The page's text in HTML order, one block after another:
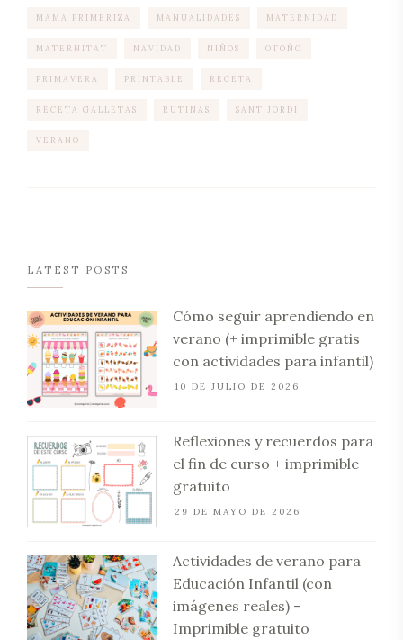
MAMA PRIMERIZA MANUALIDADES MATERNIDAD
MATERNITAT NAVIDAD NIÑOS OTOÑO
PRIMAVERA PRINTABLE RECETA
RECETA GALLETAS RUTINAS SANT JORDI
VERANO
LATEST POSTS
Cómo seguir aprendiendo en
verano (+ imprimible gratis
con actividades para infantil)
10 DE JULIO DE 2026
Reflexiones y recuerdos para
el fin de curso + imprimible
gratuito
29 DE MAYO DE 2026
Actividades de verano para
Educación Infantil (con
imágenes reales) –
Imprimible gratuito